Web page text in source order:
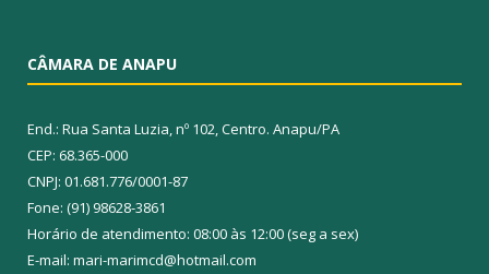
CÂMARA DE ANAPU
End.: Rua Santa Luzia, nº 102, Centro. Anapu/PA
CEP: 68.365-000
CNPJ: 01.681.776/0001-87
Fone: (91) 98628-3861
Horário de atendimento: 08:00 às 12:00 (seg a sex)
E-mail: mari-marimcd@hotmail.com